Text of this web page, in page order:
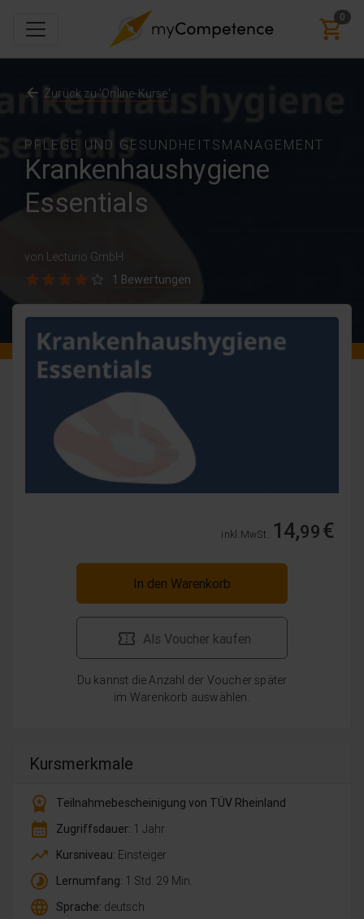
0
PFLEGE UND GESUNDHEITSMANAGEMENT
Krankenhaushygiene
Essentials
von Lecturio GmbH
1 Bewertungen
Zurück zu 'Online-Kurse'
inkl. MwSt. 14,99€
In den Warenkorb
Als Voucher kaufen
Du kannst die Anzahl der Voucher später
im Warenkorb auswählen.
Kursmerkmale
workspace_premium
Teilnahmebescheinigung von TÜV Rheinland
calendar_month Zugriffsdauer: 1 Jahr
trending_up Kursniveau: Einsteiger
timelapse Lernumfang: 1 Std. 29 Min.
language Sprache: deutsch